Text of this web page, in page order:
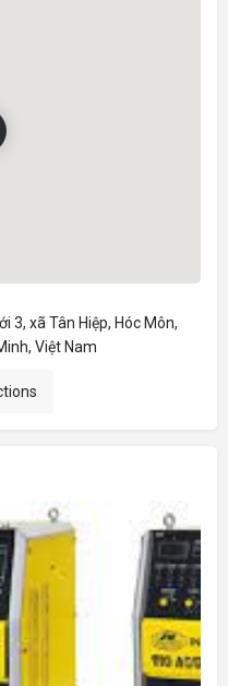
3, xã Tân Hiệp, Hóc Môn,
Việt Nam